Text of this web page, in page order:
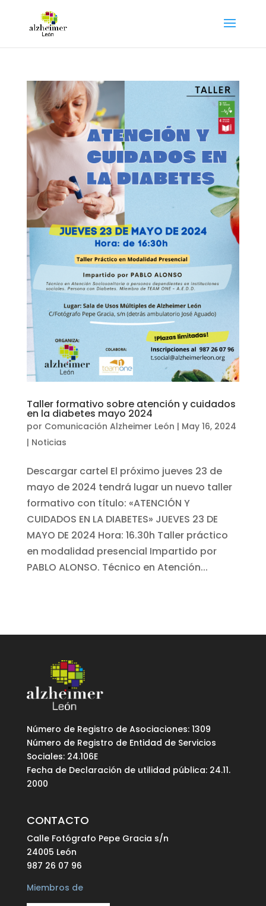
Taller formativo sobre atención y cuidados
en la diabetes mayo 2024
por Comunicación Alzheimer León | May 16, 2024
| Noticias
Descargar cartel El próximo jueves 23 de
mayo de 2024 tendrá lugar un nuevo taller
formativo con título: «ATENCIÓN Y
CUIDADOS EN LA DIABETES» JUEVES 23 DE
MAYO DE 2024 Hora: 16.30h Taller práctico
en modalidad presencial Impartido por
PABLO ALONSO. Técnico en Atención...
Número de Registro de Asociaciones: 1309
Número de Registro de Entidad de Servicios
Sociales: 24.106E
Fecha de Declaración de utilidad pública: 24.11.
2000
CONTACTO
Calle Fotógrafo Pepe Gracia s/n
24005 León
987 26 07 96
Miembros de